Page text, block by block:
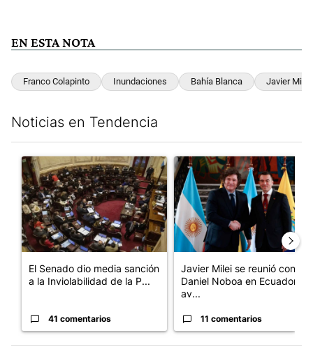
EN ESTA NOTA
Franco Colapinto Inundaciones Bahía Blanca Javier Milei
Noticias en Tendencia
Un artículo de tendencia con el título "El Senado dio media
El Senado dio media sanción
a la Inviolabilidad de la P...
41 comentarios
Un artículo de tendencia con
Javier Milei se reunió con
Daniel Noboa en Ecuador y
av...
11 comentarios